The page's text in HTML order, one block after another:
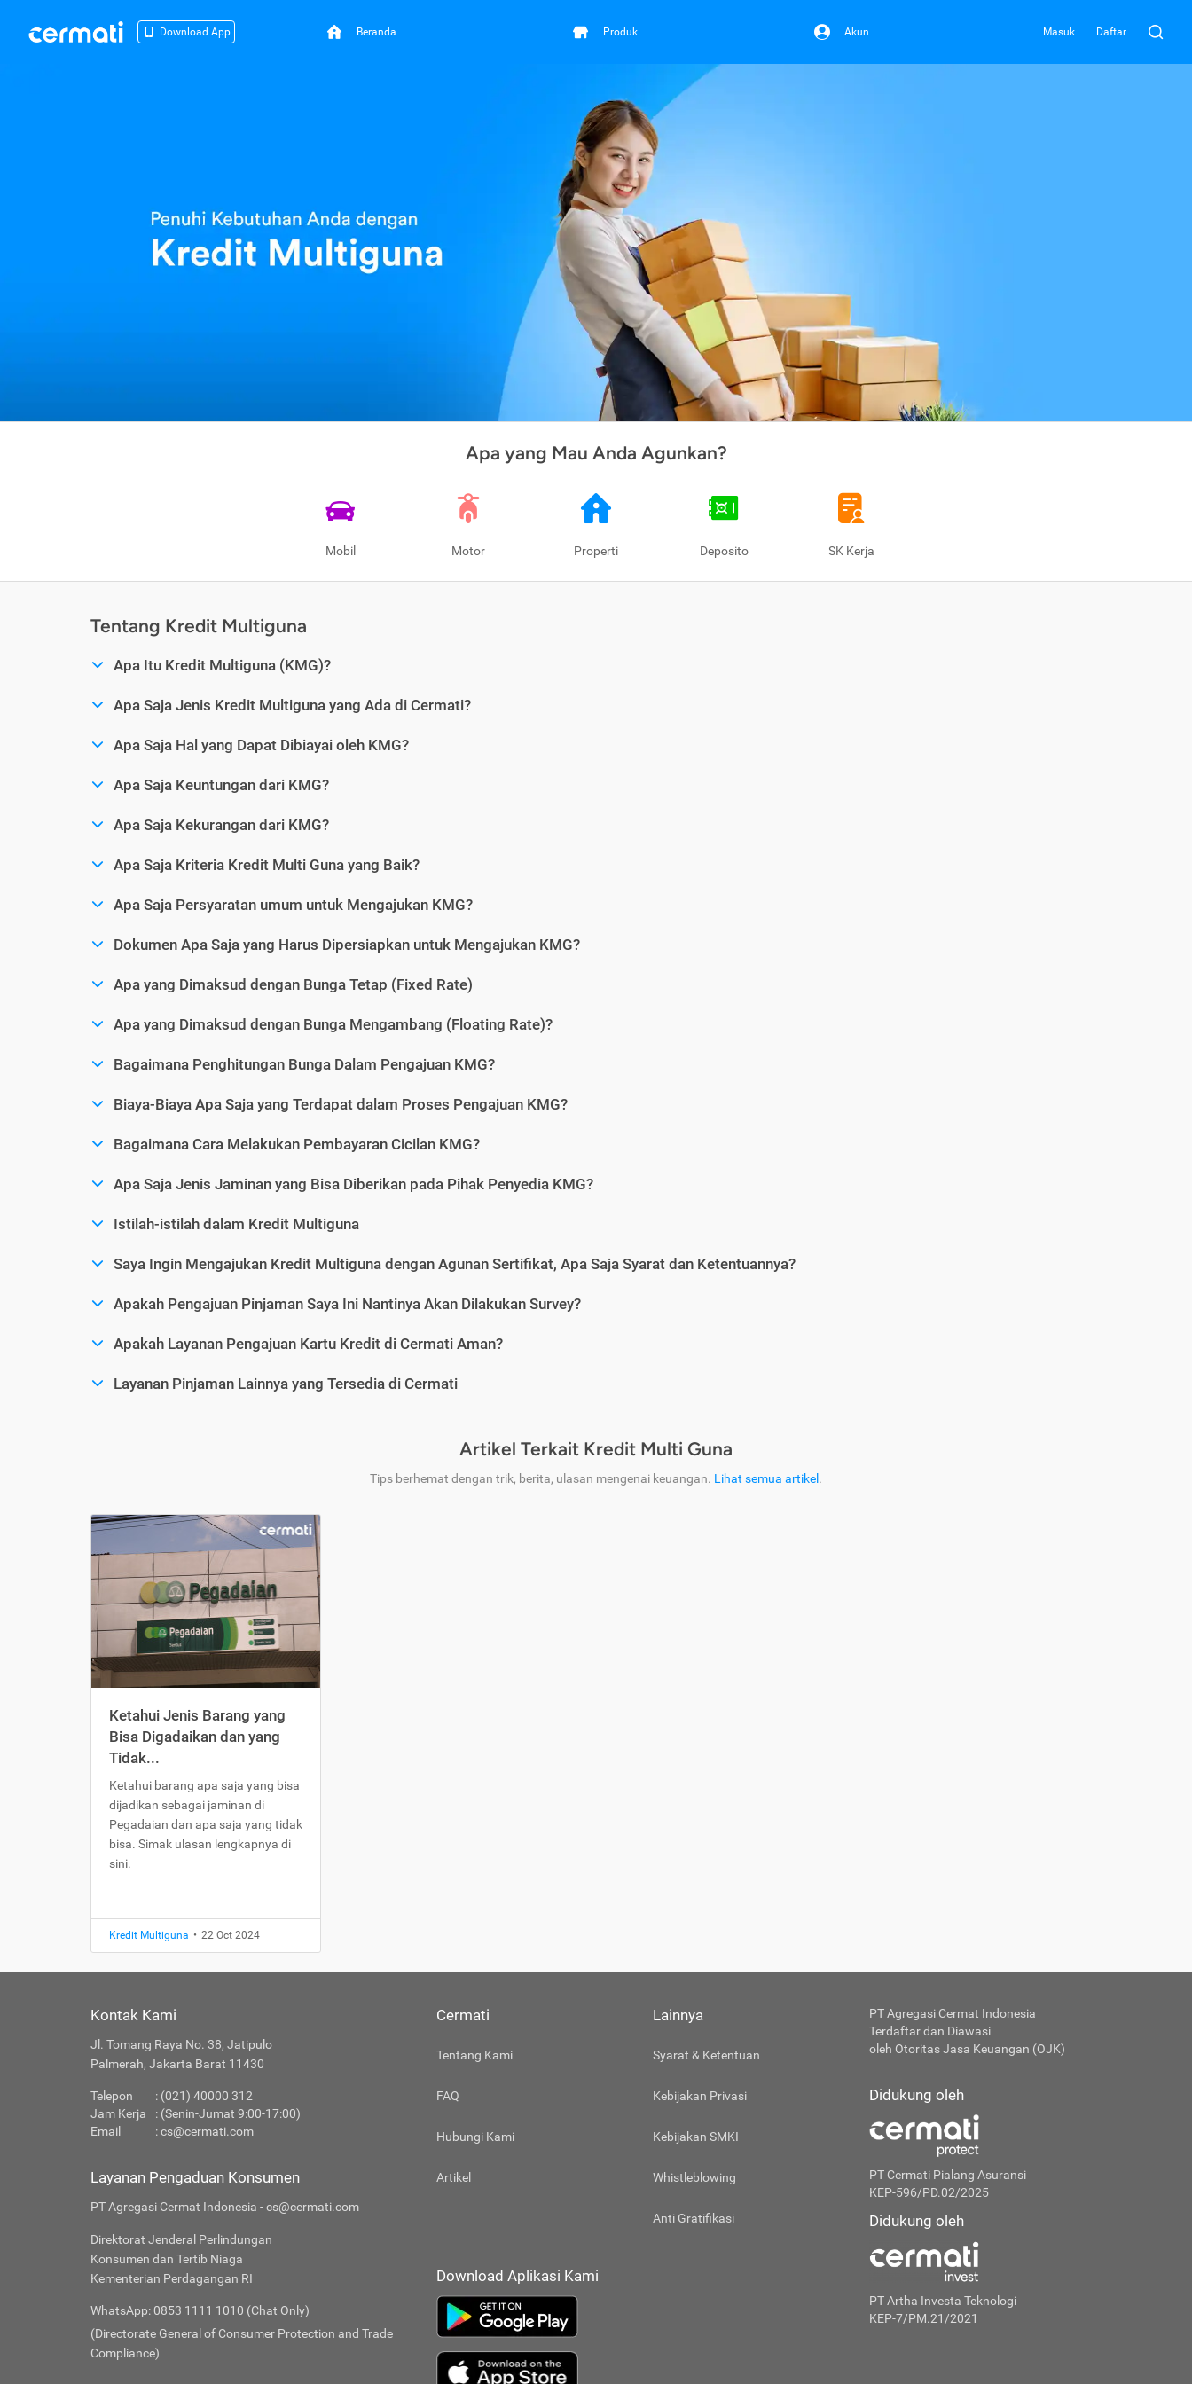
Download App Beranda Produk Akun Masuk Daftar
Apa yang Mau Anda Agunkan?
Mobil Motor Properti Deposito SK Kerja
Tentang Kredit Multiguna
Apa Itu Kredit Multiguna (KMG)?
Apa Saja Jenis Kredit Multiguna yang Ada di Cermati?
Apa Saja Hal yang Dapat Dibiayai oleh KMG?
Apa Saja Keuntungan dari KMG?
Apa Saja Kekurangan dari KMG?
Apa Saja Kriteria Kredit Multi Guna yang Baik?
Apa Saja Persyaratan umum untuk Mengajukan KMG?
Dokumen Apa Saja yang Harus Dipersiapkan untuk Mengajukan KMG?
Apa yang Dimaksud dengan Bunga Tetap (Fixed Rate)
Apa yang Dimaksud dengan Bunga Mengambang (Floating Rate)?
Bagaimana Penghitungan Bunga Dalam Pengajuan KMG?
Biaya-Biaya Apa Saja yang Terdapat dalam Proses Pengajuan KMG?
Bagaimana Cara Melakukan Pembayaran Cicilan KMG?
Apa Saja Jenis Jaminan yang Bisa Diberikan pada Pihak Penyedia KMG?
Istilah-istilah dalam Kredit Multiguna
Saya Ingin Mengajukan Kredit Multiguna dengan Agunan Sertifikat, Apa Saja Syarat dan Ketentuannya?
Apakah Pengajuan Pinjaman Saya Ini Nantinya Akan Dilakukan Survey?
Apakah Layanan Pengajuan Kartu Kredit di Cermati Aman?
Layanan Pinjaman Lainnya yang Tersedia di Cermati
Artikel Terkait Kredit Multi Guna
Tips berhemat dengan trik, berita, ulasan mengenai keuangan. Lihat semua artikel .
Ketahui Jenis Barang yang
Bisa Digadaikan dan yang
Tidak...
Ketahui barang apa saja yang bisa
dijadikan sebagai jaminan di
Pegadaian dan apa saja yang tidak
bisa. Simak ulasan lengkapnya di
sini.
Kredit Multiguna • 22 Oct 2024
Kontak Kami
Jl. Tomang Raya No. 38, Jatipulo
Palmerah, Jakarta Barat 11430
Telepon
: (021) 40000 312
Jam Kerja
: (Senin-Jumat 9:00-17:00)
Email
:cs@cermati.com
Layanan Pengaduan Konsumen
PT Agregasi Cermat Indonesia - cs@cermati.com
Direktorat Jenderal Perlindungan
Konsumen dan Tertib Niaga
Kementerian Perdagangan RI
WhatsApp: 0853 1111 1010 (Chat Only)
(Directorate General of Consumer Protection and Trade
Compliance)
Cermati
Tentang Kami
FAQ
Hubungi Kami
Artikel
Lainnya
Syarat & Ketentuan
Kebijakan Privasi
Kebijakan SMKI
Whistleblowing
Anti Gratifikasi
Download Aplikasi Kami
PT Agregasi Cermat Indonesia
Terdaftar dan Diawasi
oleh Otoritas Jasa Keuangan (OJK)
Didukung oleh
PT Cermati Pialang Asuransi
KEP-596/PD.02/2025
Didukung oleh
PT Artha Investa Teknologi
KEP-7/PM.21/2021